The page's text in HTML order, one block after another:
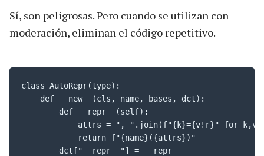
Sí, son peligrosas. Pero cuando se utilizan con
moderación, eliminan el código repetitivo.
class AutoRepr(type):
    def __new__(cls, name, bases, dct):
        def __repr__(self):
attrs = ", ".join(f"{k}={v!r}" for k,v
            return f"{name}({attrs})"
        dct["__repr__"] = __repr__